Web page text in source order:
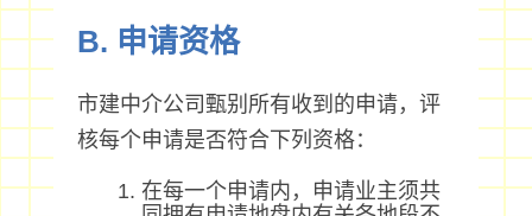
B. 申请资格
市建中介公司甄别所有收到的申请，评
核每个申请是否符合下列资格：
在每一个申请内，申请业主须共